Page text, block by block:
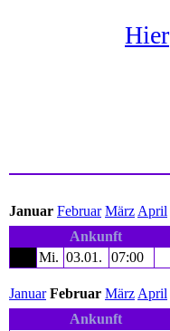
Hier
Januar Februar März April
Ankunft
Mi. 03.01. 07:00
Januar Februar März April
Ankunft